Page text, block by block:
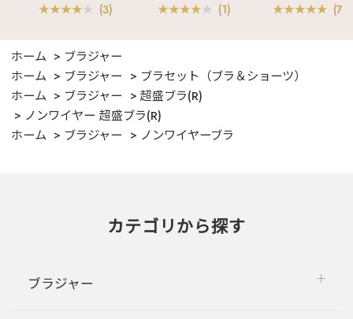
(3) (1)
ホーム
ブラジャー
ホーム
ブラジャー
ブラセット（ブラ＆ショーツ）
ホーム
ブラジャー
超盛ブラ(R)
ノンワイヤー 超盛ブラ(R)
ホーム
ブラジャー ノンワイヤーブラ
カテゴリから探す
ブラジャー